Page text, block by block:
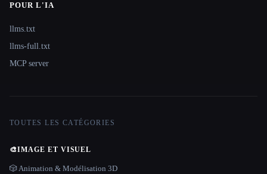
POUR L'IA
llms.txt
llms-full.txt
MCP server
TOUTES LES CATÉGORIES
🎨IMAGE ET VISUEL
🎲 Animation & Modélisation 3D